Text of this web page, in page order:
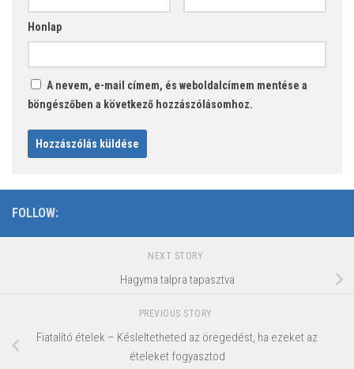
Honlap
A nevem, e-mail címem, és weboldalcímem mentése a
böngészőben a következő hozzászólásomhoz.
FOLLOW:
NEXT STORY
Hagyma talpra tapasztva
PREVIOUS STORY
Fiatalító ételek – Késleltetheted az öregedést, ha ezeket az
ételeket fogyasztod